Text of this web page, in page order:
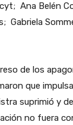
Ana Belén
Gabriela
de los
que
suprimió y
no fuera